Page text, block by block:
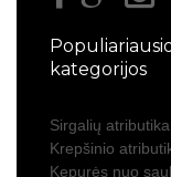
kategorijos
Sirgalių atributika
Krepšinio
Kepurės nuo